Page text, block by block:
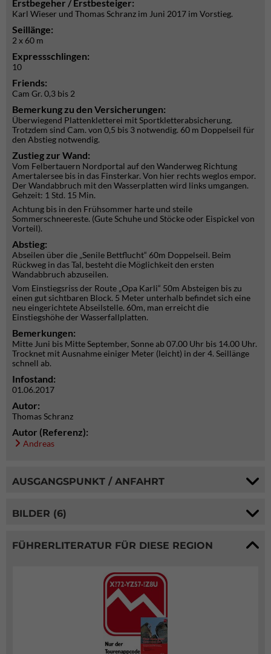
Erstbegeher / Erstbesteiger:
Karl Wieser und Thomas Schranz im Juni 2017 im Vorstieg.
Seillänge:
2 x 60 m
Expressschlingen:
10
Friends:
Cam Gr. 0,3 bis 2
Bemerkung zu den Versicherungen:
Überwiegend Plattenkletterei mit Sportkletterabsicherung.
Trotzdem sind Cam. von 0,5 bis 3 notwendig. 60 m Doppelseil für
den Abstieg notwendig.
Zustieg zur Wand:
Vom Felbertauern Nordportal auf den Wanderweg Richtung
Amertalersee bis in das Finsterkar. Von hier rechts weglos empor.
Der Wandabbruch mit den Wasserplatten wird links umgangen.
Gehzeit: 1 Std. 15 Min.
Achtung bis in den Frühsommer harte und steile
Sommerschneereste. (Gute Schuhe und Stöcke oder Eispickel von
Vorteil).
Abstieg:
Abseilen über die „Senile Bettflucht“ 60m Doppelseil. Beim
Rückweg in das Tal, besteht die Möglichkeit den ersten
Wandabbruch abzuseilen.
Vom Einstiegsriss der Route „Opa Karli“ 50m Absteigen bis zu
einen gut sichtbaren Block. 5 Meter unterhalb befindet sich eine
neu eingerichtete Abseilstelle. 60m, man erreicht die
Einstiegshöhe der Wasserfallplatten.
Bemerkungen:
Mitte Juni bis Mitte September, Sonne ab 07.00 Uhr bis 14.00 Uhr.
Trocknet mit Ausnahme einiger Meter (leicht) in der 4. Seillänge
schnell ab.
Infostand:
01.06.2017
Autor:
Thomas Schranz
Autor (Referenz):
Andreas
AUSGANGSPUNKT / ANFAHRT
BILDER (6)
FÜHRERLITERATUR FÜR DIESE REGION